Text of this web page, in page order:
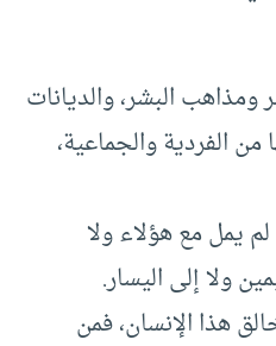
البشر، والديانات
من الفردية والجماعية،
يمل مع هؤلاء ولا
ولا إلى اليسار.
هذا الإنسان، فمن